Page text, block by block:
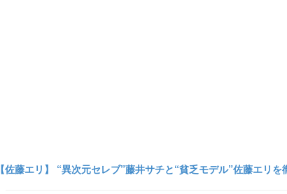
【佐藤エリ】 “異次元セレブ”藤井サチと“貧乏モデル”佐藤エリ